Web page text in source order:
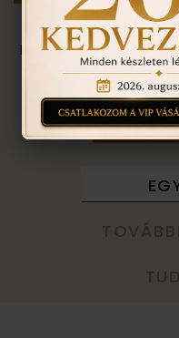
Személyes
Király u. 1/b címen
VISSZA